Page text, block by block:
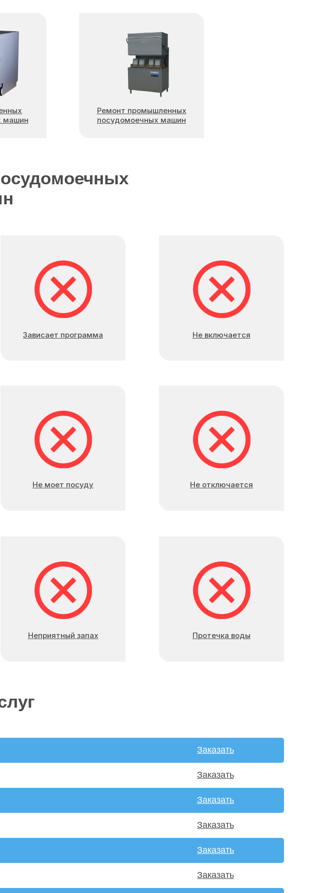
машин
Ремонт промышленных
посудомоечных машин
Зависает программа Не включается
Не моет посуду Не отключается
Неприятный запах Протечка воды
Заказать
Заказать
Заказать
Заказать
Заказать
Заказать